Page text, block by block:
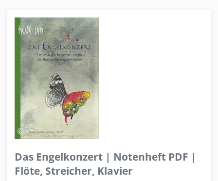
Das Engelkonzert | Notenheft PDF |
Flöte, Streicher, Klavier